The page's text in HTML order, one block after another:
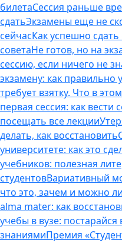
билетаСессия раньше
сдатьЭкзамены еще не
сейчасКак успешно
советаНе готов, но на
сессию, если ничего не
экзамену: как правильно
требует взятку. Что в
первая сессия: как вести
посещать все лекции
делать, как восстановить
университете: как это
учебников: полезная
студентовВариативный
что это, зачем и можно
alma mater: как
учебы в вузе: постарайся
знаниямиПремия